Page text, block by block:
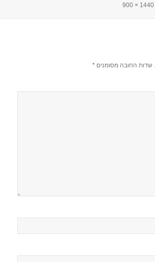
מסך
1440 × 900
שדות החובה מסומנים*